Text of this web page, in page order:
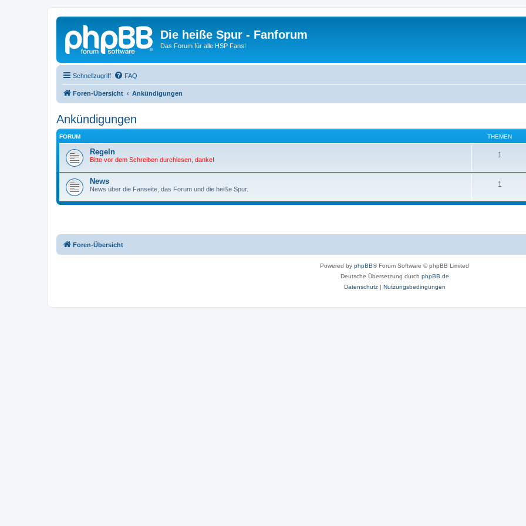
Die heiße Spur - Fanforum
Das Forum für alle HSP Fans!
Schnellzugriff FAQ
Foren-Übersicht Ankündigungen
Ankündigungen
FORUM THEMEN
Regeln
Bitte vor dem Schreiben durchlesen, danke!
1
News
News über die Fanseite, das Forum und die heiße Spur.
1
Foren-Übersicht
Powered by phpBB® Forum Software © phpBB Limited
Deutsche Übersetzung durch phpBB.de
Datenschutz| Nutzungsbedingungen